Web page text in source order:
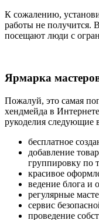
К сожалению,
работы не получится.
посещают люди с
Ярмарка
Пожалуй, это самая
хендмейда в
рукоделия следующие
бесплатное
добавление
группировку по
красивое
ведение блога и
регулярные
сервис
проведение